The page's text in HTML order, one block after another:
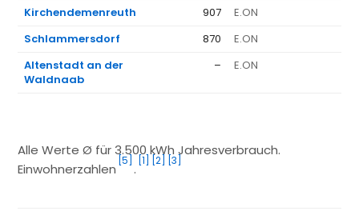
Kirchendemenreuth
907 E.ON
Schlammersdorf
870 E.ON
Altenstadt an der
Waldnaab
– E.ON
Alle Werte Ø für 3.500 kWh Jahresverbrauch.
Einwohnerzahlen
[5]
.
[1] [2] [3]